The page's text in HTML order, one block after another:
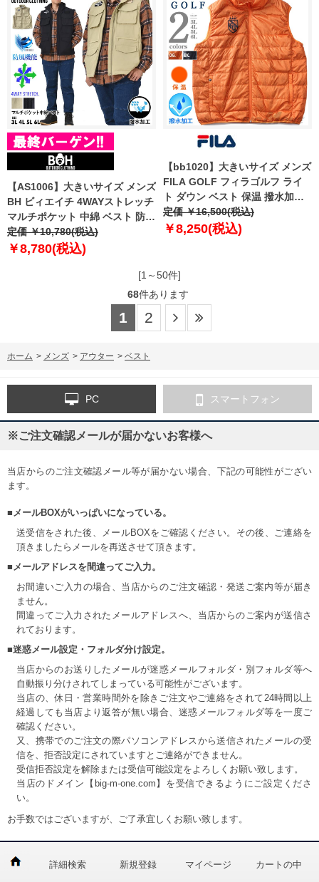
【AS1006】大きいサイズ メンズ
BH ビィエイチ 4WAYストレッチ
マルチポケット 中綿 ベスト 防風
撥水加工 bhb-230401
定価 ￥10,780(税込)
￥8,780(税込)
【bb1020】大きいサイズ メンズ
FILA GOLF フィラゴルフ ライ
ト ダウン ベスト 保温 撥水加工
782220k
定価 ￥16,500(税込)
￥8,250(税込)
[1～50件]
68件あります
1 2
ホーム > メンズ > アウター > ベスト
PC スマートフォン
※ご注文確認メールが届かないお客様へ
当店からのご注文確認メール等が届かない場合、下記の可能性がござい
ます。
■メールBOXがいっぱいになっている。
送受信をされた後、メールBOXをご確認ください。その後、ご連絡を
頂きましたらメールを再送させて頂きます。
■メールアドレスを間違ってご入力。
お間違いご入力の場合、当店からのご注文確認・発送ご案内等が届き
ません。
間違ってご入力されたメールアドレスへ、当店からのご案内が送信さ
れております。
■迷惑メール設定・フォルダ分け設定。
当店からのお送りしたメールが迷惑メールフォルダ・別フォルダ等へ
自動振り分けされてしまっている可能性がございます。
当店の、休日・営業時間外を除きご注文やご連絡をされて24時間以上
経過しても当店より返答が無い場合、迷惑メールフォルダ等を一度ご
確認ください。
又、携帯でのご注文の際パソコンアドレスから送信されたメールの受
信を、拒否設定にされていますとご連絡ができません。
受信拒否設定を解除または受信可能設定をよろしくお願い致します。
当店のドメイン【big-m-one.com】を受信できるようにご設定くださ
い。
お手数ではございますが、ご了承宜しくお願い致します。
詳細検索 新規登録 マイページ カートの中